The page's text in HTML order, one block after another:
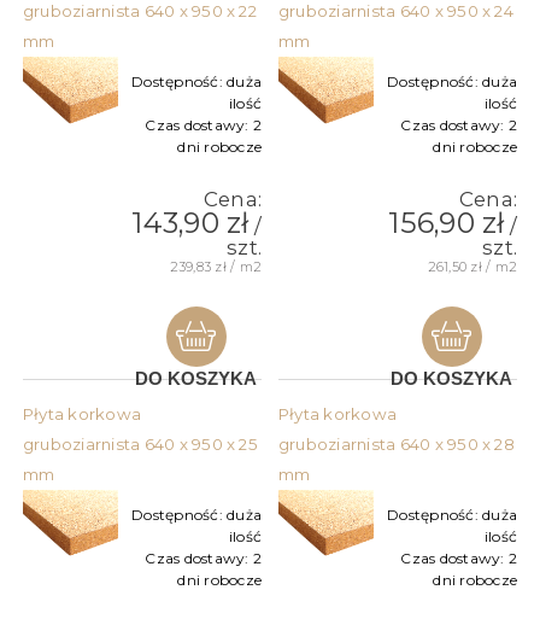
gruboziarnista 640 x 950 x 22
mm
Dostępność: duża
ilość
Czas dostawy: 2
dni robocze
Cena:
143,90 zł/
szt.
239,83 zł / m2
DO KOSZYKA
gruboziarnista 640 x 950 x 24
mm
Dostępność: duża
ilość
Czas dostawy: 2
dni robocze
Cena:
156,90 zł/
szt.
261,50 zł / m2
DO KOSZYKA
Płyta korkowa
gruboziarnista 640 x 950 x 25
mm
Dostępność: duża
ilość
Czas dostawy: 2
dni robocze
Płyta korkowa
gruboziarnista 640 x 950 x 28
mm
Dostępność: duża
ilość
Czas dostawy: 2
dni robocze